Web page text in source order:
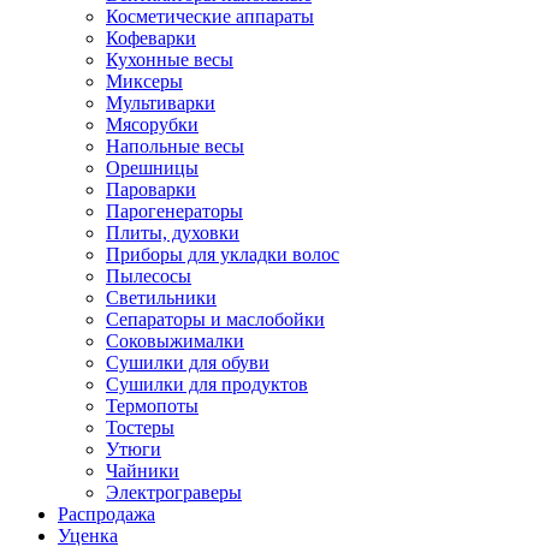
Косметические аппараты
Кофеварки
Кухонные весы
Миксеры
Мультиварки
Мясорубки
Напольные весы
Орешницы
Пароварки
Парогенераторы
Плиты, духовки
Приборы для укладки волос
Пылесосы
Светильники
Сепараторы и маслобойки
Соковыжималки
Сушилки для обуви
Сушилки для продуктов
Термопоты
Тостеры
Утюги
Чайники
Электрограверы
Распродажа
Уценка